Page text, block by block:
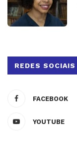
REDES SOCIAIS
FACEBOOK
YOUTUBE